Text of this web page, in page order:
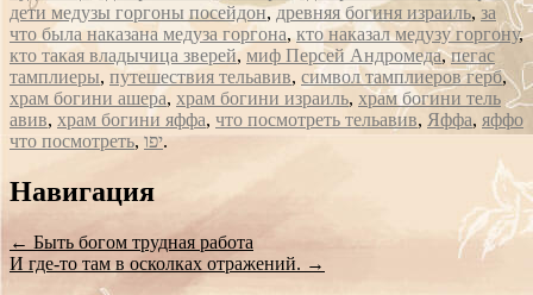
дети медузы горгоны посейдон,древняя богиня израиль, за
что была наказана медуза горгона, кто наказал медузу горгону,
кто такая владычица зверей, миф Персей Андромеда,пегас
тамплиеры, путешествия тельавив, символ тамплиеров герб,
храм богини ашера, храм богини израиль, храм богини тель
авив, храм богини яффа, что посмотреть тельавив, Яффа, яффо
что посмотреть, יפו.
Сообщение
навигации
Навигация
← Быть богом трудная работа
И где-то там в осколках отражений. →